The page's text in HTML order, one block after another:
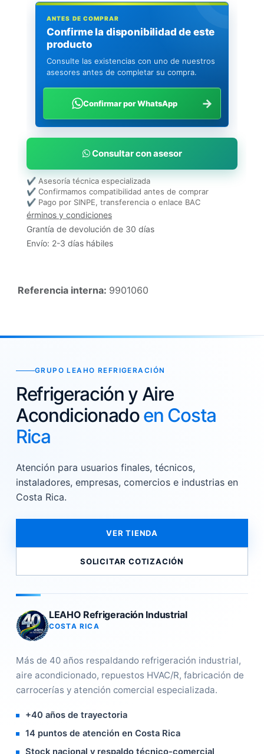
ANTES DE COMPRAR
Confirme la disponibilidad de este
producto
Consulte las existencias con uno de nuestros
asesores antes de completar su compra.
Confirmar por WhatsApp →
Consultar con asesor
✔ Asesoría técnica especializada
✔ Confirmamos compatibilidad antes de comprar
✔ Pago por SINPE, transferencia o enlace BAC
érminos y condiciones
Grantía de devolución de 30 días
Envío: 2-3 días hábiles
Referencia interna: 9901060
GRUPO LEAHO REFRIGERACIÓN
Refrigeración y Aire
Acondicionadoen Costa
Rica
Atención para usuarios finales, técnicos,
instaladores, empresas, comercios e industrias en
Costa Rica.
VER TIENDA
SOLICITAR COTIZACIÓN
LEAHO Refrigeración Industrial
COSTA RICA
Más de 40 años respaldando refrigeración industrial,
aire acondicionado, repuestos HVAC/R, fabricación de
carrocerías y atención comercial especializada.
+40 años de trayectoria
14 puntos de atención en Costa Rica
Stock nacional y respaldo técnico-comercial